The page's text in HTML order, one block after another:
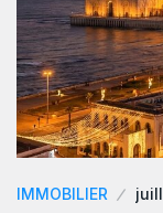
IMMOBILIER